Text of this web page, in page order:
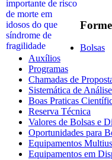
Bolsas
Auxílios
Programas
Chamadas de
Sistemática de Análise
Boas Praticas
Reserva Técnica
Valores de Bolsas e
Oportunidades para
Equipamentos
Equipamentos em